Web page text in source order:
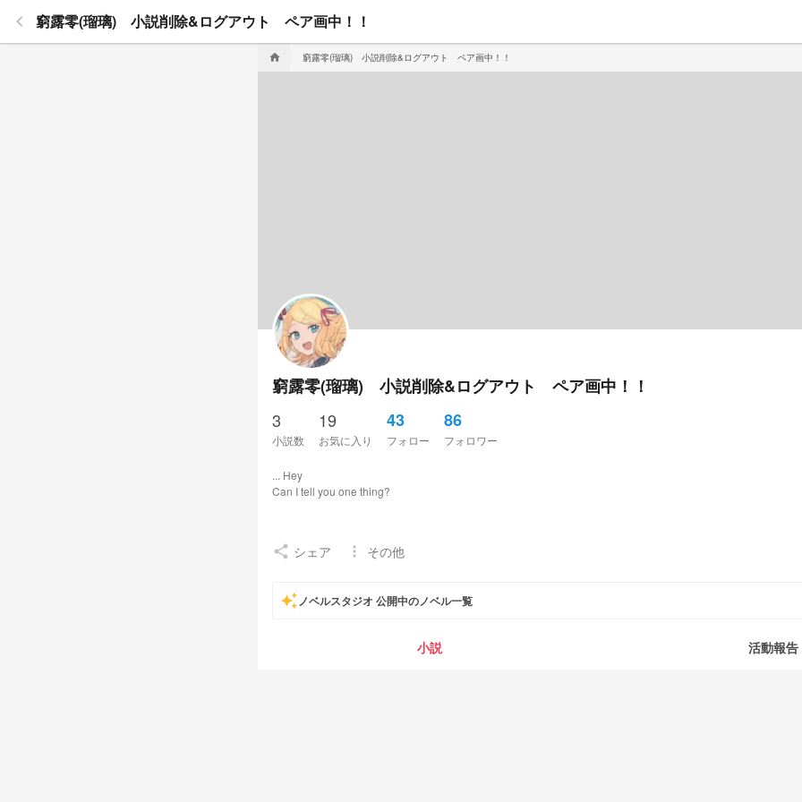
home 窮露零(瑠璃) 小説削除&ログアウト ペア画中！！
keyboard_arrow_left 窮露零(瑠璃) 小説削除&ログアウト ペア画中！！
窮露零(瑠璃) 小説削除&ログアウト ペア画中！！
3
小説数
19
お気に入り
43
フォロー
86
フォロワー
... Hey
Can I tell you one thing?
share シェア more_vert その他
auto_awesomeノベルスタジオ 公開中のノベル一覧
小説 活動報告